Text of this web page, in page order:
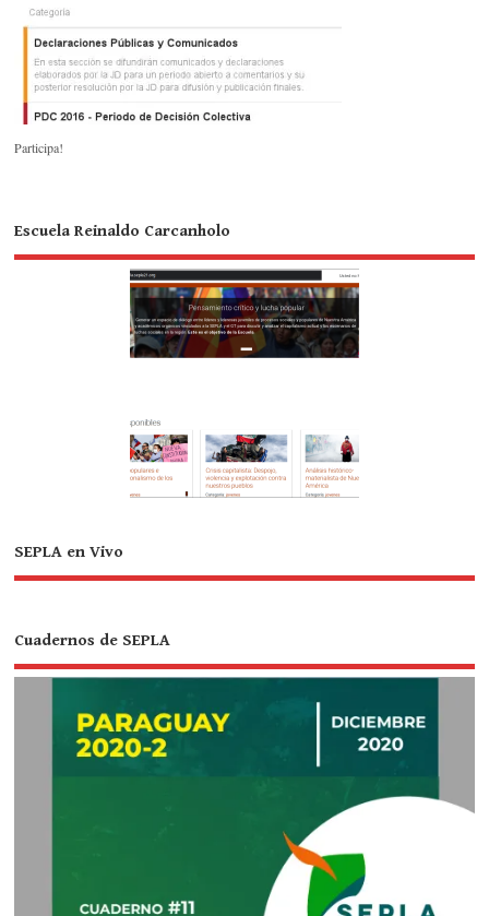
Participa!
Escuela Reinaldo Carcanholo
SEPLA en Vivo
Cuadernos de SEPLA